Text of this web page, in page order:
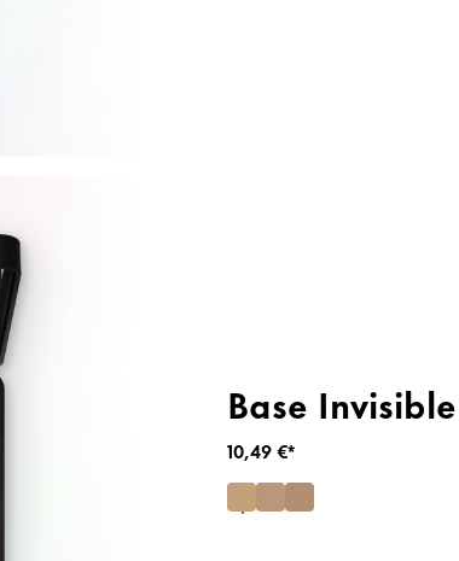
Base
10,49 €*